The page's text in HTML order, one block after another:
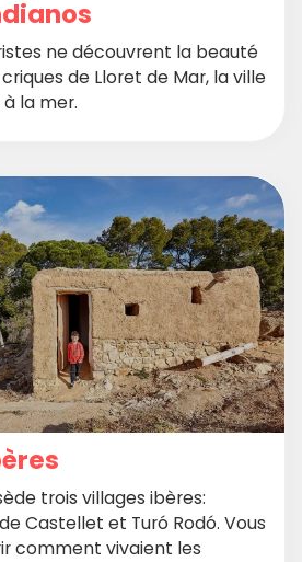
ne découvrent la beauté
de Lloret de Mar, la ville
la mer.
trois villages ibères:
Castellet et Turó Rodó. Vous
comment vivaient les